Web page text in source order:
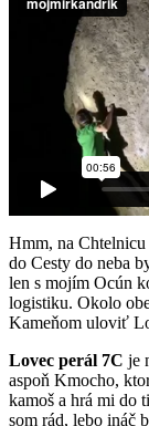
Hmm, na Chtelnicu
do Cesty do neba
len s mojím Ocún
logistiku. Okolo
Kameňom uloviť
Lovec perál 7C je
aspoň Kmocho,
kamoš a hrá mi do
som rád, lebo ináč